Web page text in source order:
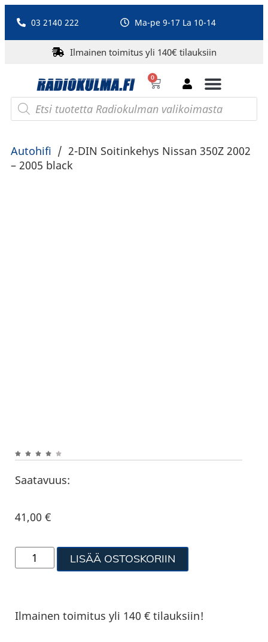
03 2140 222 Ma-pe 9-17 La 10-14
Ilmainen toimitus yli 140€ tilauksiin
0
Autohifi / 2-DIN Soitinkehys Nissan 350Z 2002
– 2005 black
Saatavuus:
41,00€
LISÄÄ OSTOSKORIIN
Ilmainen toimitus yli 140 € tilauksiin!